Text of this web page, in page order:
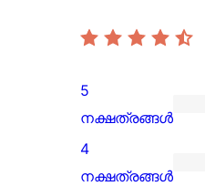
28
5-
star
5
നക്ഷത്രങ്ങൾ
3
4
നക്ഷത്രങ്ങൾ